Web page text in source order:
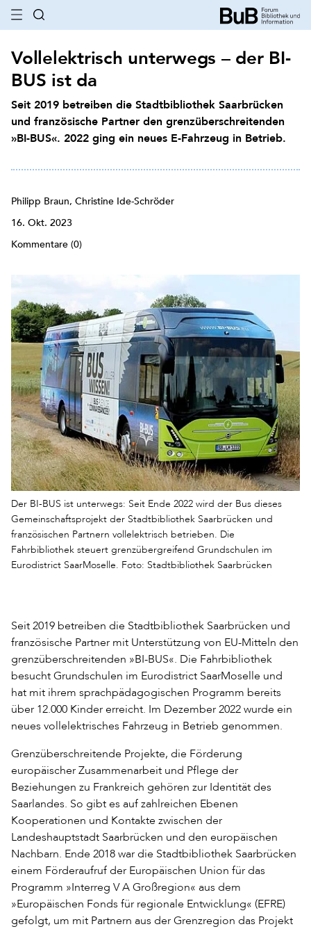
Vollelektrisch unterwegs – der BI-
BUS ist da
Seit 2019 betreiben die Stadtbibliothek Saarbrücken
und französische Partner den grenzüberschreitenden
»BI-BUS«. 2022 ging ein neues E-Fahrzeug in Betrieb.
Philipp Braun, Christine Ide-Schröder
16. Okt. 2023
Kommentare (0)
Der BI-BUS ist unterwegs: Seit Ende 2022 wird der Bus dieses
Gemeinschaftsprojekt der Stadtbibliothek Saarbrücken und
französischen Partnern vollelektrisch betrieben. Die
Fahrbibliothek steuert grenzübergreifend Grundschulen im
Eurodistrict SaarMoselle. Foto: Stadtbibliothek Saarbrücken
Seit 2019 betreiben die Stadtbibliothek Saarbrücken und
französische Partner mit Unterstützung von EU-Mitteln den
grenzüberschreitenden »BI-BUS«. Die Fahrbibliothek
besucht Grundschulen im Eurodistrict SaarMoselle und
hat mit ihrem sprachpädagogischen Programm bereits
über 12.000 Kinder erreicht. Im Dezember 2022 wurde ein
neues vollelektrisches Fahrzeug in Betrieb genommen.
Grenzüberschreitende Projekte, die Förderung
europäischer Zusammenarbeit und Pflege der
Beziehungen zu Frankreich gehören zur Identität des
Saarlandes. So gibt es auf zahlreichen Ebenen
Kooperationen und Kontakte zwischen der
Landeshauptstadt Saarbrücken und den europäischen
Nachbarn. Ende 2018 war die Stadtbibliothek Saarbrücken
einem Förderaufruf der Europäischen Union für das
Programm »Interreg V A Großregion« aus dem
»Europäischen Fonds für regionale Entwicklung« (EFRE)
gefolgt, um mit Partnern aus der Grenzregion das Projekt